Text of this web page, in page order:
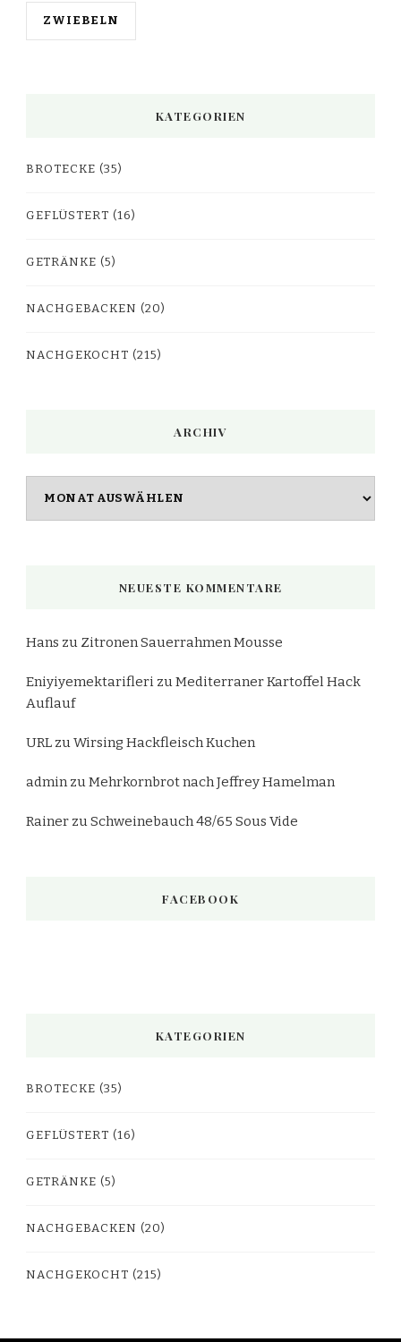
ZWIEBELN
KATEGORIEN
BROTECKE (35)
GEFLÜSTERT (16)
GETRÄNKE (5)
NACHGEBACKEN (20)
NACHGEKOCHT (215)
ARCHIV
NEUESTE KOMMENTARE
Hans zu Zitronen Sauerrahmen Mousse
Eniyiyemektarifleri zuMediterraner Kartoffel Hack
Auflauf
URL zuWirsing Hackfleisch Kuchen
adminzuMehrkornbrot nach Jeffrey Hamelman
Rainer zuSchweinebauch 48/65 Sous Vide
FACEBOOK
KATEGORIEN
BROTECKE (35)
GEFLÜSTERT (16)
GETRÄNKE (5)
NACHGEBACKEN (20)
NACHGEKOCHT (215)